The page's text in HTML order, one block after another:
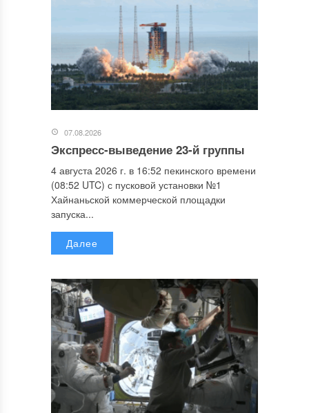
07.08.2026
Экспресс-выведение 23-й группы
4 августа 2026 г. в 16:52 пекинского времени
(08:52 UTC) с пусковой установки №1
Хайнаньской коммерческой площадки
запуска...
Далее